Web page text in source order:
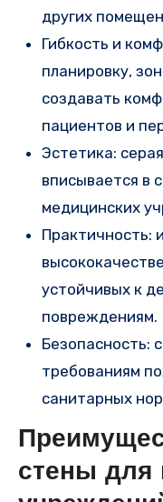
других
Гибкость и
планировку,
создавать
пациентов и
Эстетика:
вписывается в
медицинских
Практичность:
устойчивых к
повреждениям.
Безопасность:
требованиям
санитарных
стены для